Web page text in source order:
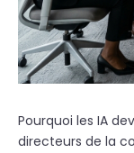
Pourquoi les IA
directeurs de la